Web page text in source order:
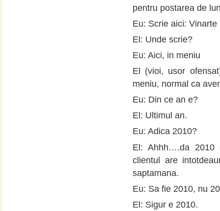
pentru postarea de
Eu: Scrie aici:
El: Unde scrie?
Eu: Aici, in meniu
El (vioi, usor
meniu, normal ca
Eu: Din ce an e?
El: Ultimul an.
Eu: Adica 2010?
El: Ahhh….da 2010
clientul are
saptamana.
Eu: Sa fie 2010, nu
El: Sigur e 2010.